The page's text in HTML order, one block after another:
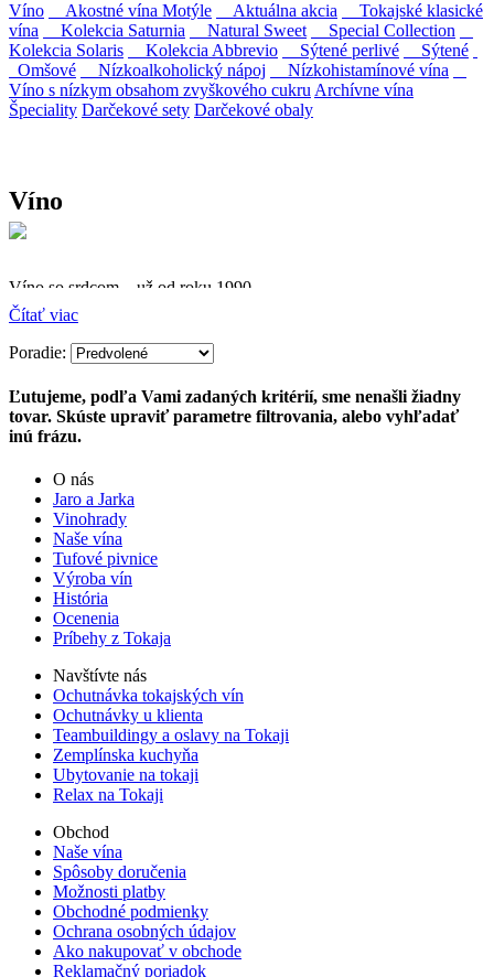
Víno Akostné vína Motýle Aktuálna akcia
Tokajské klasické
vína
Kolekcia Saturnia Natural Sweet
Special Collection
Kolekcia Solaris
Kolekcia Abbrevio Sýtené perlivé
Sýtené
Omšové
Nízkoalkoholický nápoj
Nízkohistamínové vína
Víno s nízkym obsahom zvyškového cukru Archívne vína
Špeciality Darčekové sety Darčekové obaly
Víno
Víno so srdcom – už od roku 1990
Firma Ostrožovič je najstaršou privátnou firmou na
slovenskom Tokaji.
priniesli na slovenský trh sólo spracované vína z tokajských odrôd
Furmint, Lipovina a Muškát žltý reduktívnou technológiou. Hrozno
spracúvame najmodernejšími technológiami, vrátane riadenej
Čítať viac
Poradie:
Ľutujeme, podľa Vami zadaných kritérií, sme nenašli žiadny
tovar. Skúste upraviť parametre filtrovania, alebo vyhľadať
inú frázu.
O nás
Jaro a Jarka
Vinohrady
Naše vína
Tufové pivnice
Výroba vín
História
Ocenenia
Príbehy z Tokaja
Navštívte nás
Ochutnávka tokajských vín
Ochutnávky u klienta
Teambuildingy a oslavy na Tokaji
Zemplínska kuchyňa
Ubytovanie na tokaji
Relax na Tokaji
Obchod
Naše vína
Spôsoby doručenia
Možnosti platby
Obchodné podmienky
Ochrana osobných údajov
Ako nakupovať v obchode
Reklamačný poriadok